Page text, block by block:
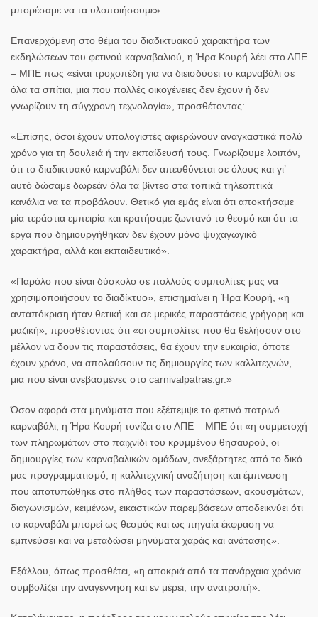
μπορέσαμε να τα υλοποιήσουμε».
Επανερχόμενη στο θέμα του διαδικτυακού χαρακτήρα των
εκδηλώσεων του φετινού καρναβαλιού, η Ήρα Κουρή λέει στο ΑΠΕ
– ΜΠΕ πως «είναι τροχοπέδη για να διεισδύσει το καρναβάλι σε
όλα τα σπίτια, μια που πολλές οικογένειες δεν έχουν ή δεν
γνωρίζουν τη σύγχρονη τεχνολογία», προσθέτοντας:
«Επίσης, όσοι έχουν υπολογιστές αφιερώνουν αναγκαστικά πολύ
χρόνο για τη δουλειά ή την εκπαίδευσή τους. Γνωρίζουμε λοιπόν,
ότι το διαδικτυακό καρναβάλι δεν απευθύνεται σε όλους και γι’
αυτό δώσαμε δωρεάν όλα τα βίντεο στα τοπικά τηλεοπτικά
κανάλια να τα προβάλουν. Θετικό για εμάς είναι ότι αποκτήσαμε
μία τεράστια εμπειρία και κρατήσαμε ζωντανό το θεσμό και ότι τα
έργα που δημιουργήθηκαν δεν έχουν μόνο ψυχαγωγικό
χαρακτήρα, αλλά και εκπαιδευτικό».
«Παρόλο που είναι δύσκολο σε πολλούς συμπολίτες μας να
χρησιμοποιήσουν το διαδίκτυο», επισημαίνει η Ήρα Κουρή, «η
ανταπόκριση ήταν θετική και σε μερικές παραστάσεις γρήγορη και
μαζική», προσθέτοντας ότι «οι συμπολίτες που θα θελήσουν στο
μέλλον να δουν τις παραστάσεις, θα έχουν την ευκαιρία, όποτε
έχουν χρόνο, να απολαύσουν τις δημιουργίες των καλλιτεχνών,
μια που είναι ανεβασμένες στο carnivalpatras.gr.»
Όσον αφορά στα μηνύματα που εξέπεμψε το φετινό πατρινό
καρναβάλι, η Ήρα Κουρή τονίζει στο ΑΠΕ – ΜΠΕ ότι «η συμμετοχή
των πληρωμάτων στο παιχνίδι του κρυμμένου θησαυρού, οι
δημιουργίες των καρναβαλικών ομάδων, ανεξάρτητες από το δικό
μας προγραμματισμό, η καλλιτεχνική αναζήτηση και έμπνευση
που αποτυπώθηκε στο πλήθος των παραστάσεων, ακουσμάτων,
διαγωνισμών, κειμένων, εικαστικών παρεμβάσεων αποδεικνύει ότι
το καρναβάλι μπορεί ως θεσμός και ως πηγαία έκφραση να
εμπνεύσει και να μεταδώσει μηνύματα χαράς και ανάτασης».
Εξάλλου, όπως προσθέτει, «η αποκριά από τα πανάρχαια χρόνια
συμβολίζει την αναγέννηση και εν μέρει, την ανατροπή».